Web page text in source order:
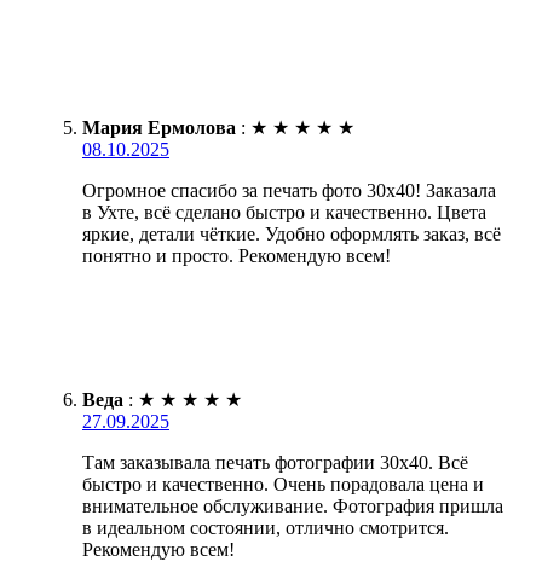
Мария Ермолова : ★ ★ ★ ★ ★
08.10.2025
Огромное спасибо за печать фото 30х40! Заказала
в Ухте, всё сделано быстро и качественно. Цвета
яркие, детали чёткие. Удобно оформлять заказ, всё
понятно и просто. Рекомендую всем!
Веда : ★ ★ ★ ★ ★
27.09.2025
Там заказывала печать фотографии 30х40. Всё
быстро и качественно. Очень порадовала цена и
внимательное обслуживание. Фотография пришла
в идеальном состоянии, отлично смотрится.
Рекомендую всем!